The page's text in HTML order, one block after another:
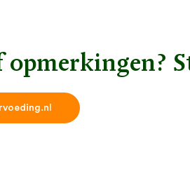
opmerkingen?